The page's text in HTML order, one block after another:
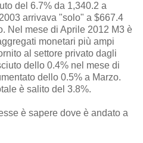
del 6.7% da 1,340.2 a
arrivava "solo" a $667.4
Nel mese di Aprile 2012 M3 è
monetari più ampi
al settore privato dagli
dello 0.4% nel mese di
dello 0.5% a Marzo.
è salito del 3.8%.
è sapere dove è andato a